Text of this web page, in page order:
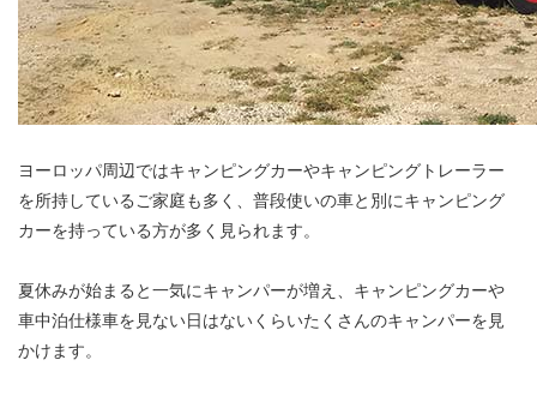
ヨーロッパ周辺ではキャンピングカーやキャンピングトレーラー
を所持しているご家庭も多く、普段使いの車と別にキャンピング
カーを持っている方が多く見られます。
夏休みが始まると一気にキャンパーが増え、キャンピングカーや
車中泊仕様車を見ない日はないくらいたくさんのキャンパーを見
かけます。